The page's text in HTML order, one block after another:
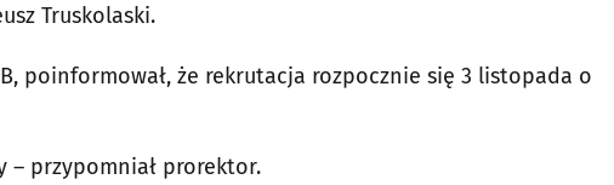
Truskolaski.
poinformował, że rekrutacja rozpocznie się 3 listopada o
– przypomniał prorektor.